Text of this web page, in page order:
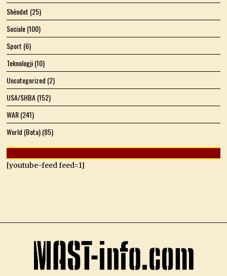
Shëndet (25)
Sociale(100)
Sport (6)
Teknologji(10)
Uncategorized (2)
USA/SHBA(152)
WAR(241)
World (Bota)(85)
[youtube-feed feed=1]